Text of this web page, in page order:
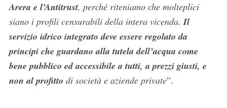
Arera e l’Antitrust, perché riteniamo che molteplici
siano i profili censurabili della intera vicenda.Il
servizio idrico integrato deve essere regolato da
principi che guardano alla tutela dell’acqua come
bene pubblico ed accessibile a tutti, a prezzi giusti, e
non al profitto di società e aziende private”.
e
a
h
f
o